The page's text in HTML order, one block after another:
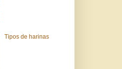
Tipos de harinas